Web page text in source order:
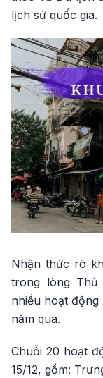
lịch sử quốc gia.
Nhận thức rõ
trong lòng Thủ
nhiều hoạt
năm qua.
Chuỗi 20 hoạt
15/12, gồm: